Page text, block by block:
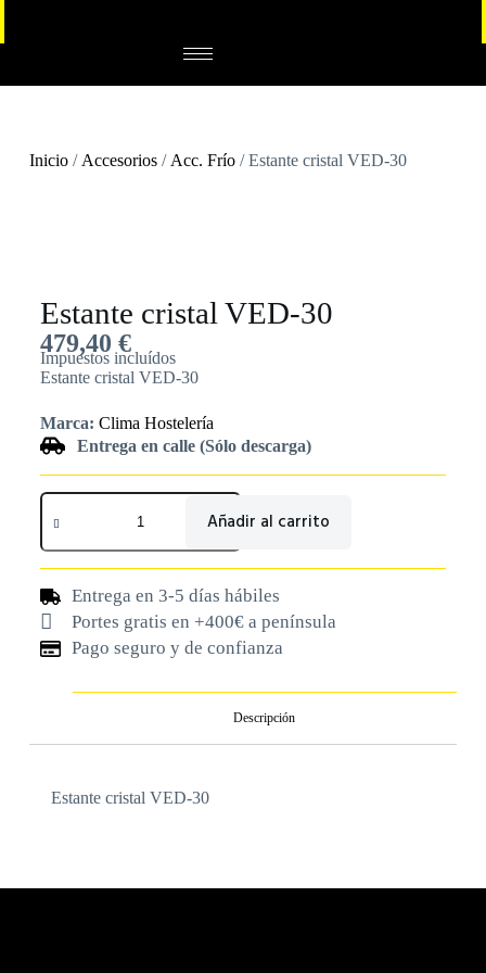
Inicio/ Accesorios/ Acc. Frío/ Estante cristal VED-30
Estante cristal VED-30
479,40 €
Impuestos incluídos
Estante cristal VED-30
Marca: Clima Hostelería
Entrega en calle (Sólo descarga)
Añadir al carrito
Entrega en 3-5 días hábiles
Portes gratis en +400€ a península
Pago seguro y de confianza
Descripción
Estante cristal VED-30